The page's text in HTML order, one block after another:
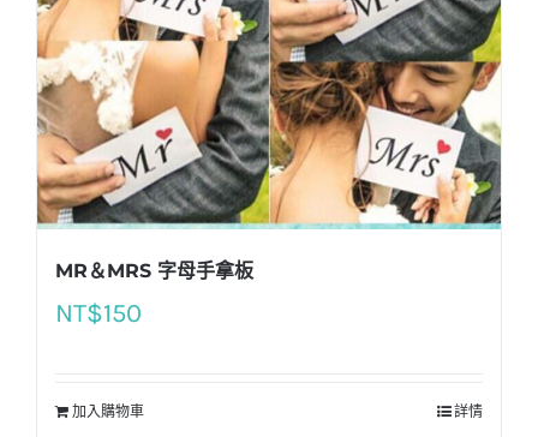
MR＆MRS 字母手拿板
NT$150
加入購物車 詳情